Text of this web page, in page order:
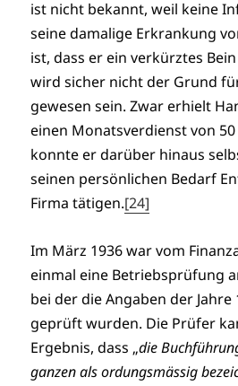
ist nicht bekannt, weil keine
seine damalige Erkrankung
ist, dass er ein verkürztes
wird sicher nicht der Grund
gewesen sein. Zwar erhielt
einen Monatsverdienst von
konnte er darüber hinaus
seinen persönlichen Bedarf
Firma tätigen.[24]
Im März 1936 war vom
einmal eine Betriebsprüfung
bei der die Angaben der Jahre
geprüft wurden. Die Prüfer
Ergebnis, dass „die
ganzen als ordungsmässig